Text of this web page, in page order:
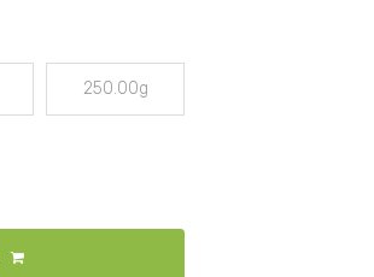
250.00g